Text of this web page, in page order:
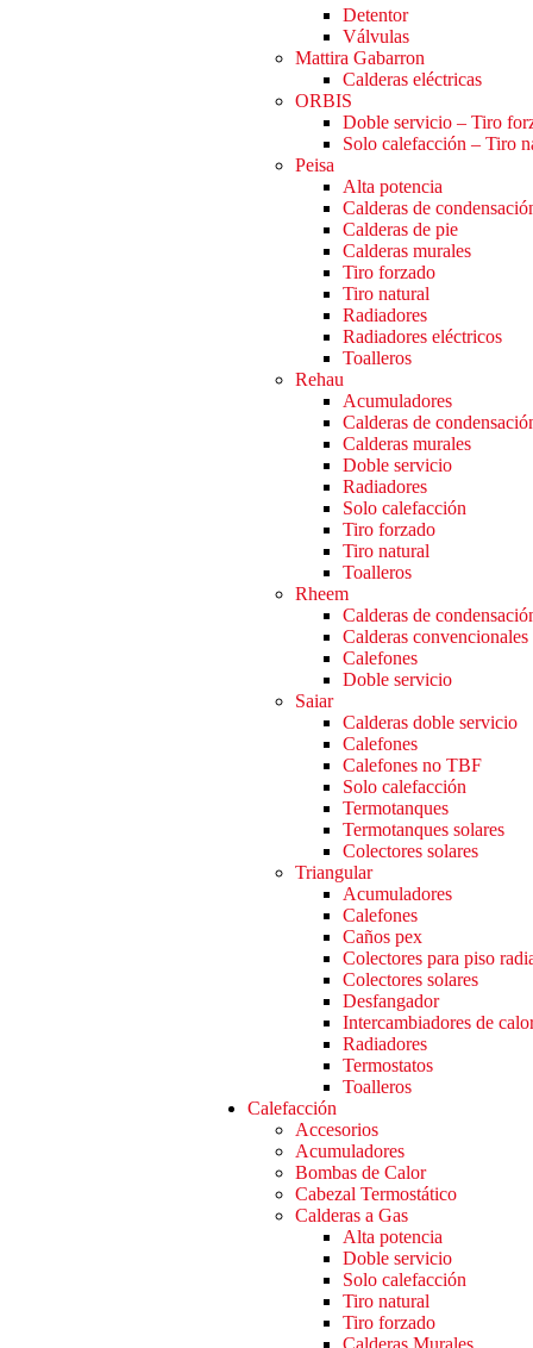
Detentor
Válvulas
Mattira Gabarron
Calderas eléctricas
ORBIS
Doble servicio – Tiro
Solo calefacción – Tiro
Peisa
Alta potencia
Calderas de
Calderas de pie
Calderas murales
Tiro forzado
Tiro natural
Radiadores
Radiadores eléctricos
Toalleros
Rehau
Acumuladores
Calderas de
Calderas murales
Doble servicio
Radiadores
Solo calefacción
Tiro forzado
Tiro natural
Toalleros
Rheem
Calderas de
Calderas convencionales
Calefones
Doble servicio
Saiar
Calderas doble servicio
Calefones
Calefones no TBF
Solo calefacción
Termotanques
Termotanques solares
Colectores solares
Triangular
Acumuladores
Calefones
Caños pex
Colectores para piso
Colectores solares
Desfangador
Intercambiadores de
Radiadores
Termostatos
Toalleros
Calefacción
Accesorios
Acumuladores
Bombas de Calor
Cabezal Termostático
Calderas a Gas
Alta potencia
Doble servicio
Solo calefacción
Tiro natural
Tiro forzado
Calderas Murales